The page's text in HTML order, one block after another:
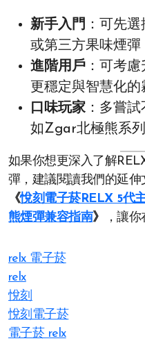
新手入門 ：可先選
或第三方果味煙彈
進階用戶 ：可考
更穩定與智慧化的
口味玩家 ：多嘗
如Zgar北極熊系
如果你想更深入了解
彈，建議閱讀我們的延伸
《悅刻電子菸RELX 5代
熊煙彈兼容指南》 ，讓
relx 電子菸
relx
悅刻
悅刻電子菸
電子菸 relx